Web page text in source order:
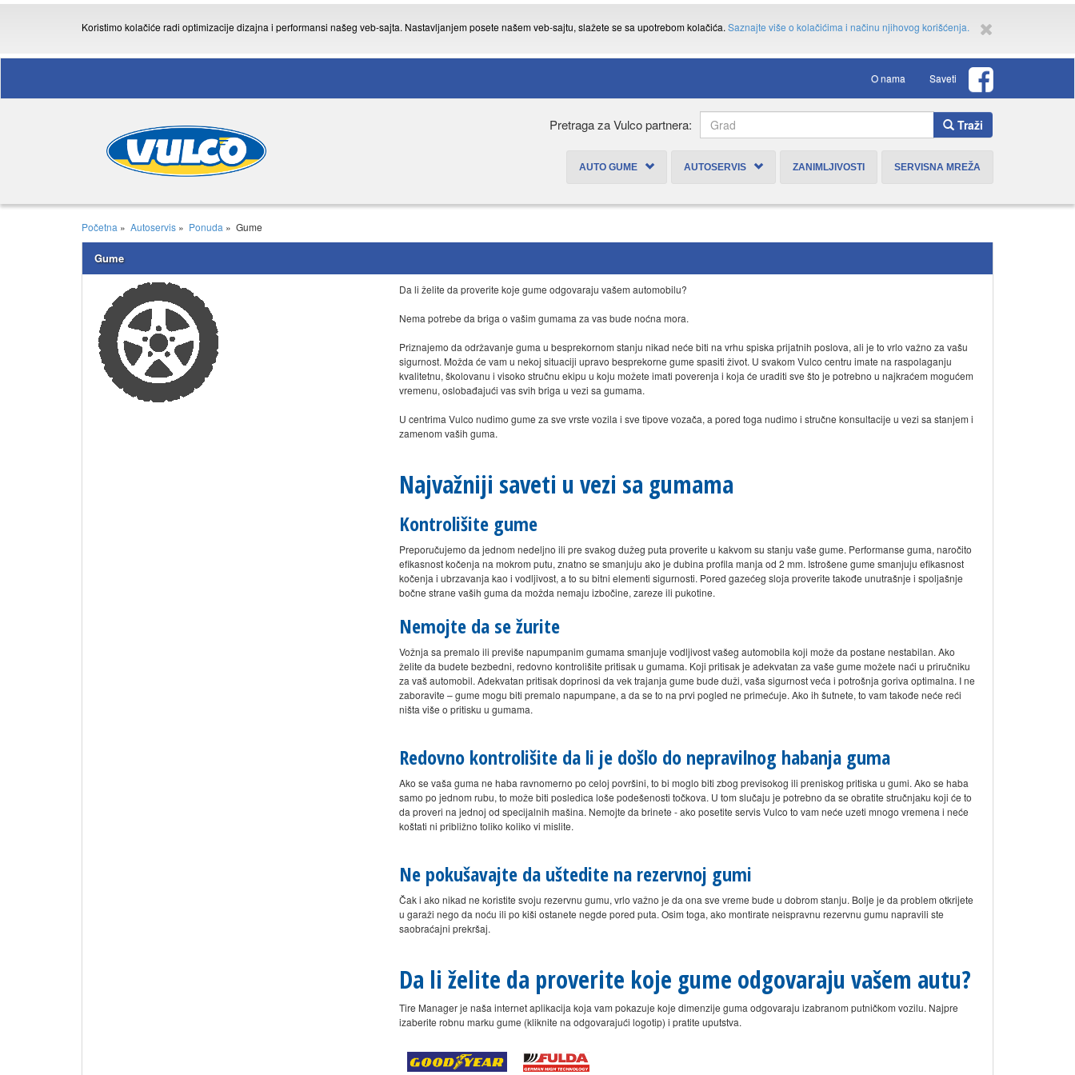
Koristimo kolačiće radi optimizacije dizajna i performansi našeg veb-sajta. Nastavljanjem posete našem veb-sajtu, slažete se sa upotrebom kolačića. Saznajte više o kolačićima i načinu njihovog korišćenja.
O nama Saveti
Pretraga za Vulco partnera: Traži
AUTO GUME AUTOSERVIS ZANIMLJIVOSTI SERVISNA MREŽA
Početna » Autoservis » Ponuda » Gume
Gume
Da li želite da proverite koje gume odgovaraju vašem automobilu?
Nema potrebe da briga o vašim gumama za vas bude noćna mora.
Priznajemo da održavanje guma u besprekornom stanju nikad neće biti na vrhu spiska prijatnih poslova, ali je to vrlo važno za vašu
sigurnost. Možda će vam u nekoj situaciji upravo besprekorne gume spasiti život. U svakom Vulco centru imate na raspolaganju
kvalitetnu, školovanu i visoko stručnu ekipu u koju možete imati poverenja i koja će uraditi sve što je potrebno u najkraćem mogućem
vremenu, oslobađajući vas svih briga u vezi sa gumama.
U centrima Vulco nudimo gume za sve vrste vozila i sve tipove vozača, a pored toga nudimo i stručne konsultacije u vezi sa stanjem i
zamenom vaših guma.
Najvažniji saveti u vezi sa gumama
Kontrolišite gume
Preporučujemo da jednom nedeljno ili pre svakog dužeg puta proverite u kakvom su stanju vaše gume. Performanse guma, naročito
efikasnost kočenja na mokrom putu, znatno se smanjuju ako je dubina profila manja od 2 mm. Istrošene gume smanjuju efikasnost
kočenja i ubrzavanja kao i vodljivost, a to su bitni elementi sigurnosti. Pored gazećeg sloja proverite takođe unutrašnje i spoljašnje
bočne strane vaših guma da možda nemaju izbočine, zareze ili pukotine.
Nemojte da se žurite
Vožnja sa premalo ili previše napumpanim gumama smanjuje vodljivost vašeg automobila koji može da postane nestabilan. Ako
želite da budete bezbedni, redovno kontrolišite pritisak u gumama. Koji pritisak je adekvatan za vaše gume možete naći u priručniku
za vaš automobil. Adekvatan pritisak doprinosi da vek trajanja gume bude duži, vaša sigurnost veća i potrošnja goriva optimalna. I ne
zaboravite – gume mogu biti premalo napumpane, a da se to na prvi pogled ne primećuje. Ako ih šutnete, to vam takođe neće reći
ništa više o pritisku u gumama.
Redovno kontrolišite da li je došlo do nepravilnog habanja guma
Ako se vaša guma ne haba ravnomerno po celoj površini, to bi moglo biti zbog previsokog ili preniskog pritiska u gumi. Ako se haba
samo po jednom rubu, to može biti posledica loše podešenosti točkova. U tom slučaju je potrebno da se obratite stručnjaku koji će to
da proveri na jednoj od specijalnih mašina. Nemojte da brinete - ako posetite servis Vulco to vam neće uzeti mnogo vremena i neće
koštati ni približno toliko koliko vi mislite.
Ne pokušavajte da uštedite na rezervnoj gumi
Čak i ako nikad ne koristite svoju rezervnu gumu, vrlo važno je da ona sve vreme bude u dobrom stanju. Bolje je da problem otkrijete
u garaži nego da noću ili po kiši ostanete negde pored puta. Osim toga, ako montirate neispravnu rezervnu gumu napravili ste
saobraćajni prekršaj.
Da li želite da proverite koje gume odgovaraju vašem autu?
Tire Manager je naša internet aplikacija koja vam pokazuje koje dimenzije guma odgovaraju izabranom putničkom vozilu. Najpre
izaberite robnu marku gume (kliknite na odgovarajući logotip) i pratite uputstva.